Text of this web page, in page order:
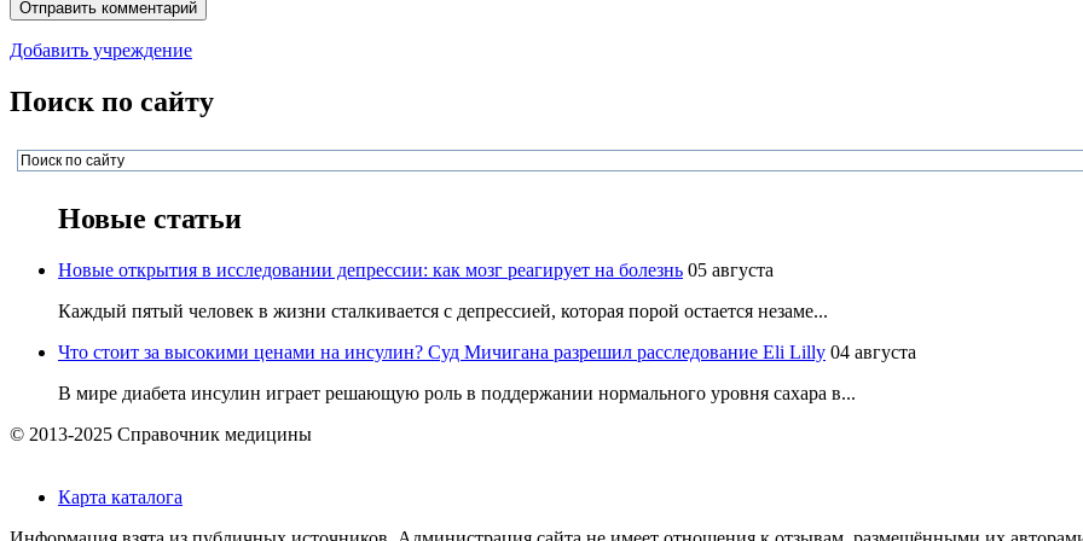
Добавить учреждение
Поиск по сайту
Новые статьи
Новые открытия в исследовании депрессии: как мозг реагирует на болезнь 05 августа
Каждый пятый человек в жизни сталкивается с депрессией, которая порой остается незаме...
Что стоит за высокими ценами на инсулин? Суд Мичигана разрешил расследование Eli Lilly 04 августа
В мире диабета инсулин играет решающую роль в поддержании нормального уровня сахара в...
© 2013-2025 Справочник медицины
Карта каталога